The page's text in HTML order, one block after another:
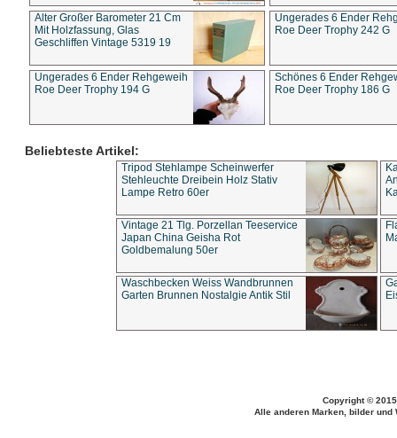
Alter Großer Barometer 21 Cm
Mit Holzfassung, Glas
Geschliffen Vintage 5319 19
Ungerades 6 Ender
Roe Deer Trophy 242 G
Ungerades 6 Ender Rehgeweih
Roe Deer Trophy 194 G
Schönes 6 Ender
Roe Deer Trophy 186 G
Beliebteste Artikel:
Tripod Stehlampe Scheinwerfer
Stehleuchte Dreibein Holz Stativ
Lampe Retro 60er
Vintage 21 Tlg. Porzellan Teeservice
Japan China Geisha Rot
Goldbemalung 50er
Waschbecken Weiss Wandbrunnen
Garten Brunnen Nostalgie Antik Stil
Copyright ©
Alle anderen Marken, bilder und